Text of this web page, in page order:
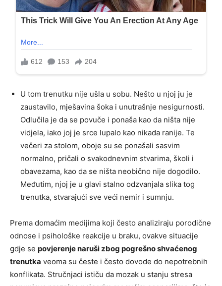
U tom trenutku nije ušla u sobu. Nešto u njoj ju je
zaustavilo, mješavina šoka i unutrašnje nesigurnosti.
Odlučila je da se povuče i ponaša kao da ništa nije
vidjela, iako joj je srce lupalo kao nikada ranije. Te
večeri za stolom, oboje su se ponašali sasvim
normalno, pričali o svakodnevnim stvarima, školi i
obavezama, kao da se ništa neobično nije dogodilo.
Međutim, njoj je u glavi stalno odzvanjala slika tog
trenutka, stvarajući sve veći nemir i sumnju.
Prema domaćim medijima koji često analiziraju porodične
odnose i psihološke reakcije u braku, ovakve situacije
gdje se povjerenje naruši zbog pogrešno shvaćenog
trenutka veoma su česte i često dovode do nepotrebnih
konflikata. Stručnjaci ističu da mozak u stanju stresa